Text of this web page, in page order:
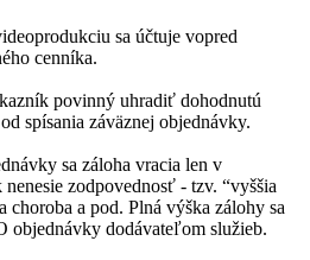
sa účtuje vopred
cenníka.
povinný uhradiť dohodnutú
spísania záväznej objednávky.
sa záloha vracia len v
zodpovednosť - tzv. “vyššia
choroba a pod. Plná výška zálohy sa
objednávky dodávateľom služieb.